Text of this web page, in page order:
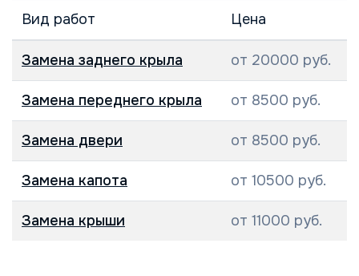
Вид работ Цена
Замена заднего крыла от 20000 руб.
Замена переднего крыла от 8500 руб.
Замена двери от 8500 руб.
Замена капота от 10500 руб.
Замена крыши от 11000 руб.